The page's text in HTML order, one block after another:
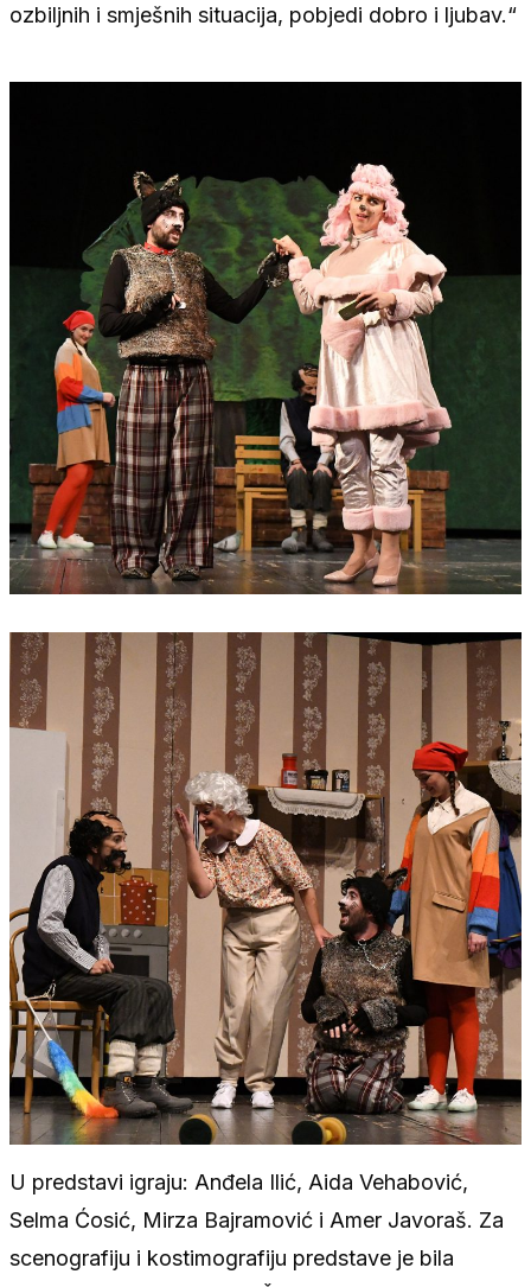
ozbiljnih i smješnih situacija, pobjedi dobro i ljubav.“
U predstavi igraju: Anđela Ilić, Aida Vehabović,
Selma Ćosić, Mirza Bajramović i Amer Javoraš. Za
scenografiju i kostimografiju predstave je bila